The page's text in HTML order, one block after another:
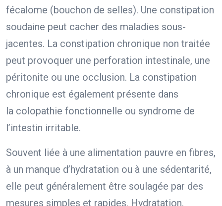
fécalome (bouchon de selles). Une constipation
soudaine peut cacher des maladies sous-
jacentes. La constipation chronique non traitée
peut provoquer une perforation intestinale, une
péritonite ou une occlusion. La constipation
chronique est également présente dans
la colopathie fonctionnelle ou syndrome de
l’intestin irritable.
Souvent liée à une alimentation pauvre en fibres,
à un manque d’hydratation ou à une sédentarité,
elle peut généralement être soulagée par des
mesures simples et rapides. Hydratation,